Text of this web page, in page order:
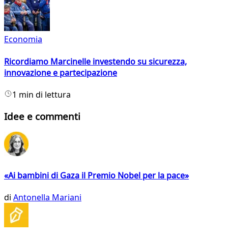
Economia
Ricordiamo Marcinelle investendo su sicurezza,
innovazione e partecipazione
1 min di lettura
Idee e commenti
«Ai bambini di Gaza il Premio Nobel per la pace»
di Antonella Mariani